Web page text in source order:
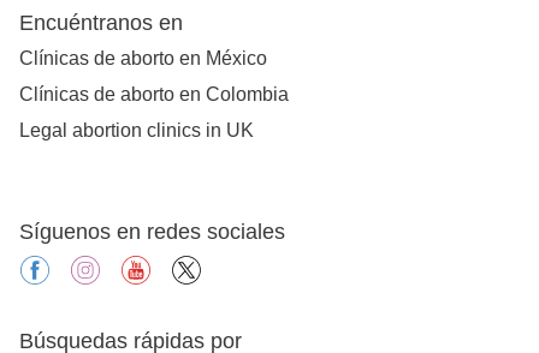
Encuéntranos en
Clínicas de aborto en México
Clínicas de aborto en Colombia
Legal abortion clinics in UK
Síguenos en redes sociales
facebookinstagramyoutube
Búsquedas rápidas por